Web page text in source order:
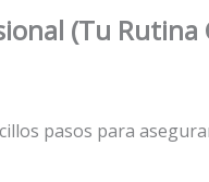
(Tu Rutina
pasos para